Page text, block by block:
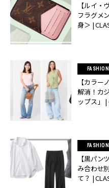
【ルイ・
フラグメ
身＞ |
FASHION
【カラー
解消！カ
ップス」 |
FASHION
【黒パン
み合わせ
て？ |